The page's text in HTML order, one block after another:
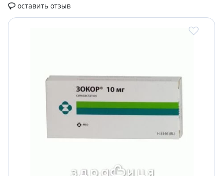
оставить отзыв